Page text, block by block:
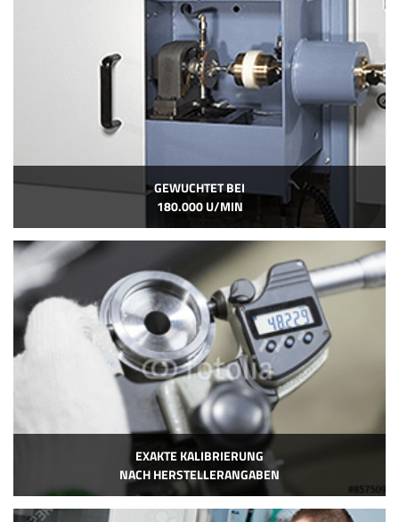
GEWUCHTET BEI
180.000 U/MIN
EXAKTE KALIBRIERUNG
NACH HERSTELLERANGABEN